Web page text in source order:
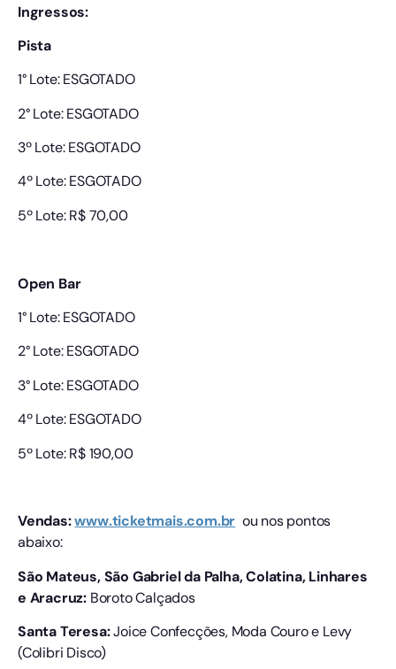
Ingressos:
Pista
1° Lote: ESGOTADO
2° Lote: ESGOTADO
3º Lote: ESGOTADO
4º Lote: ESGOTADO
5º Lote: R$ 70,00
Open Bar
1° Lote: ESGOTADO
2° Lote: ESGOTADO
3° Lote: ESGOTADO
4º Lote: ESGOTADO
5º Lote: R$ 190,00
Vendas:www.ticketmais.com.br ou nos pontos
abaixo:
São Mateus, São Gabriel da Palha, Colatina, Linhares
e Aracruz: Boroto Calçados
Santa Teresa:Joice Confecções, Moda Couro e Levy
(Colibri Disco)